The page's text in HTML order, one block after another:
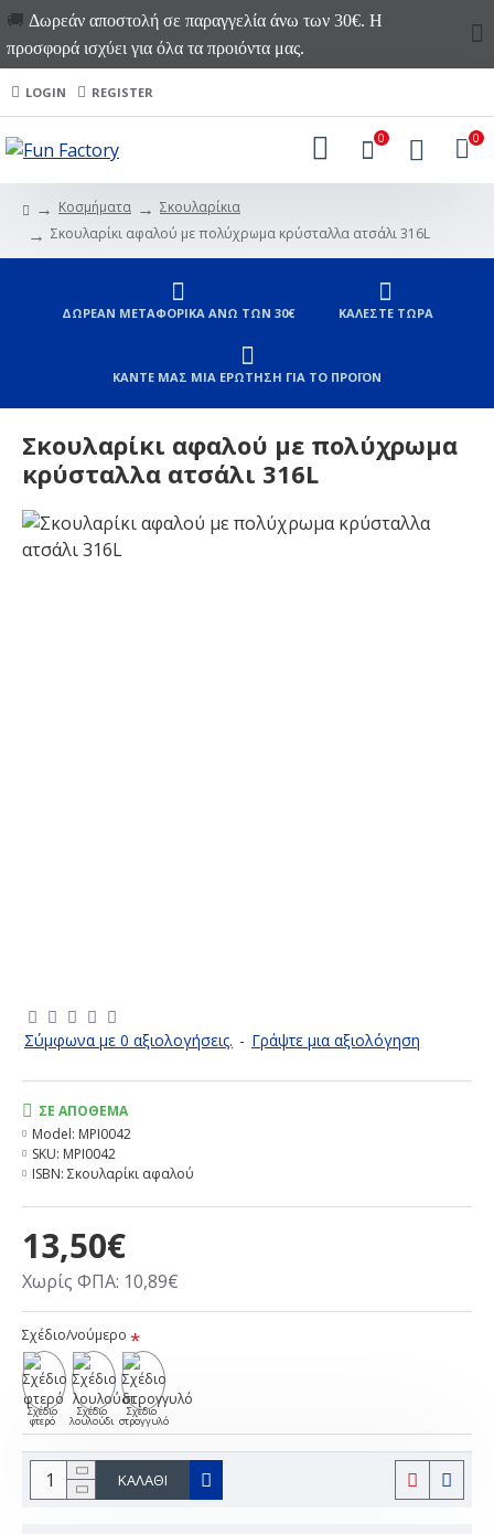
🚚 Δωρεάν αποστολή σε παραγγελία άνω των 30€. Η
προσφορά ισχύει για όλα τα προιόντα μας.
LOGIN REGISTER
0 0
Κοσμήματα
Σκουλαρίκια
Σκουλαρίκι αφαλού με πολύχρωμα κρύσταλλα ατσάλι 316L
ΔΩΡΕΑΝ ΜΕΤΑΦΟΡΙΚΑ ΑΝΩ ΤΩΝ 30€ ΚΑΛΕΣΤΕ ΤΩΡΑ
ΚΑΝΤΕ ΜΑΣ ΜΙΑ ΕΡΩΤΗΣΗ ΓΙΑ ΤΟ ΠΡΟΪΟΝ
Σκουλαρίκι αφαλού με πολύχρωμα
κρύσταλλα ατσάλι 316L
Σύμφωνα με 0 αξιολογήσεις. - Γράψτε μια αξιολόγηση
13,50€
Χωρίς ΦΠΑ: 10,89€
ΣΕ ΑΠΌΘΕΜΑ
Model: MPI0042
SKU: MPI0042
ISBN: Σκουλαρίκι αφαλού
Σχέδιο/νούμερο
Σχέδιο
φτερό
Σχέδιο
λουλούδι
Σχέδιο
στρογγυλό
ΚΑΛΆΘΙ